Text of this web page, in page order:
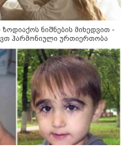
ნიშნების მიხედვით -
ჰარმონიული ურთიერთობა